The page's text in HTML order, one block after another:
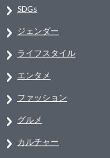
SDGs
ジェンダー
ライフスタイル
エンタメ
ファッション
グルメ
カルチャー